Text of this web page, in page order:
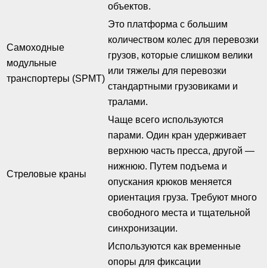
объектов.
Самоходные
модульные
транспортеры (SPMT)
Это платформа с большим
количеством колес для перевозки
грузов, которые слишком велики
или тяжелы для перевозки
стандартными грузовиками и
тралами.
Стреловые краны
Чаще всего используются
парами. Один кран удерживает
верхнюю часть пресса, другой —
нижнюю. Путем подъема и
опускания крюков меняется
ориентация груза. Требуют много
свободного места и тщательной
синхронизации.
Используются как временные
опоры для фиксации